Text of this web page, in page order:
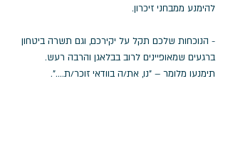
להימנע ממבחני זיכרון.
- הנוכחות שלכם תקל על יקירכם, וגם תשרה ביטחון
ברגעים שמאופיינים לרוב בבלאגן והרבה רעש.
תימנעו מלומר – "נו, את/ה בוודאי זוכר/ת....".